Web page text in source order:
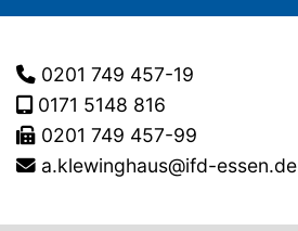
0201 749 457-19
0171 5148 816
0201 749 457-99
a.klewinghaus@ifd-essen.de